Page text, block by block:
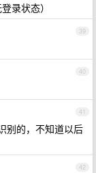
录状态）
39
40
41
别的，不知道以后
42